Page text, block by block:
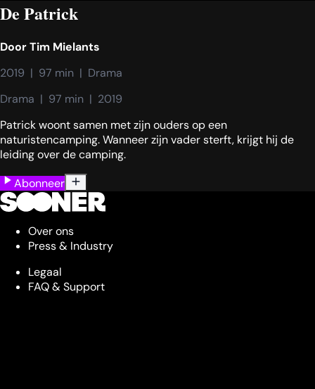
De Patrick
DoorTim Mielants
2019  |  97 min  |  Drama
Drama  |  97 min  |  2019
Patrick woont samen met zijn ouders op een
naturistencamping. Wanneer zijn vader sterft, krijgt hij de
leiding over de camping.
Abonneer
Over ons
Press & Industry
Legaal
FAQ & Support